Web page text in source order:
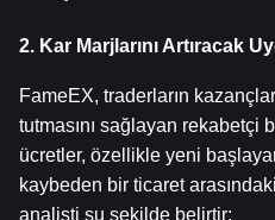
2. Kar Marjlarını Artıracak
FameEX, traderların
tutmasını sağlayan rekabetçi
ücretler, özellikle yeni
kaybeden bir ticaret
analisti şu şekilde belirtir: